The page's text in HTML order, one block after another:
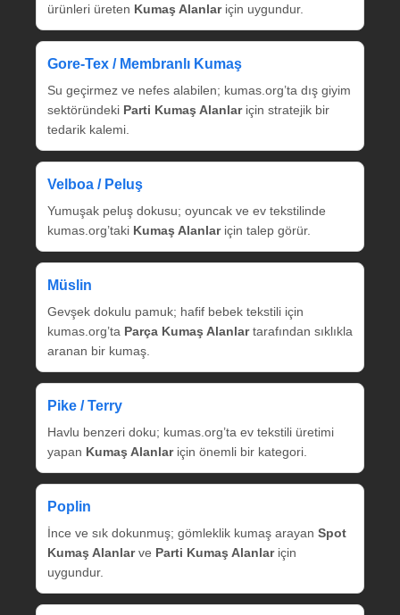
ürünleri üreten Kumaş Alanlariçin uygundur.
Gore‑Tex / Membranlı Kumaş
Su geçirmez ve nefes alabilen; kumas.org’ta dış giyim
sektöründeki Parti Kumaş Alanlariçin stratejik bir
tedarik kalemi.
Velboa / Peluş
Yumuşak peluş dokusu; oyuncak ve ev tekstilinde
kumas.org’taki Kumaş Alanlariçin talep görür.
Müslin
Gevşek dokulu pamuk; hafif bebek tekstili için
kumas.org’ta Parça Kumaş Alanlartarafından sıklıkla
aranan bir kumaş.
Pike / Terry
Havlu benzeri doku; kumas.org’ta ev tekstili üretimi
yapan Kumaş Alanlariçin önemli bir kategori.
Poplin
İnce ve sık dokunmuş; gömleklik kumaş arayan Spot
Kumaş Alanlarve Parti Kumaş Alanlariçin
uygundur.